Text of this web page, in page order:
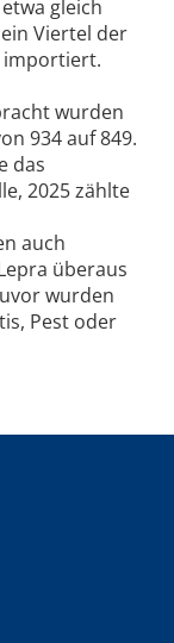
gleich
Viertel der
importiert.
wurden
934 auf 849.
das
2025 zählte
auch
überaus
wurden
Pest oder